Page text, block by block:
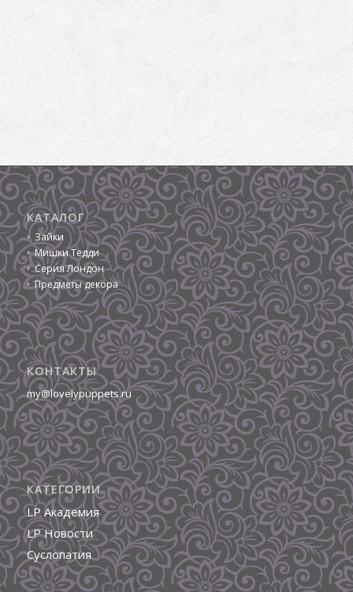
КАТАЛОГ
Зайки
Мишки Тедди
Серия Лондон
Предметы декора
КОНТАКТЫ
my@lovelypuppets.ru
КАТЕГОРИИ
LP Академия
LP Новости
Суслопатия